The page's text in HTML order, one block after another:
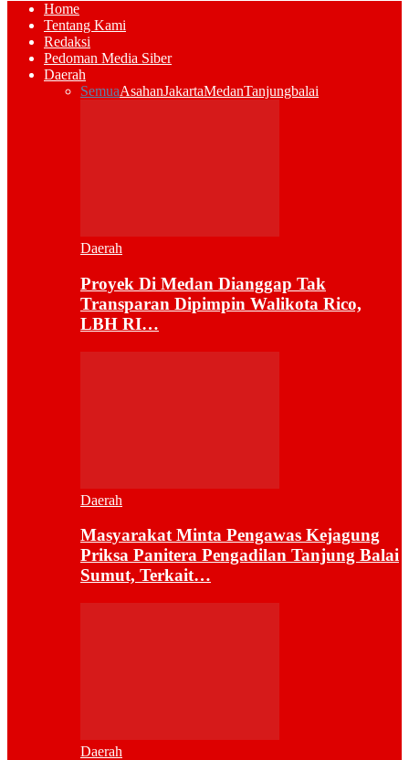
Home
Tentang Kami
Redaksi
Pedoman Media Siber
Daerah
SemuaAsahanJakartaMedanTanjungbalai
Daerah
Proyek Di Medan Dianggap Tak
Transparan Dipimpin Walikota Rico,
LBH RI…
Daerah
Masyarakat Minta Pengawas Kejagung
Priksa Panitera Pengadilan Tanjung Balai
Sumut, Terkait…
Daerah